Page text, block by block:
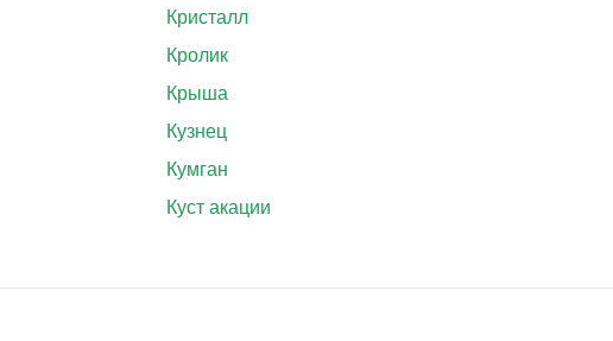
Кристалл
Кролик
Крыша
Кузнец
Кумган
Куст акации